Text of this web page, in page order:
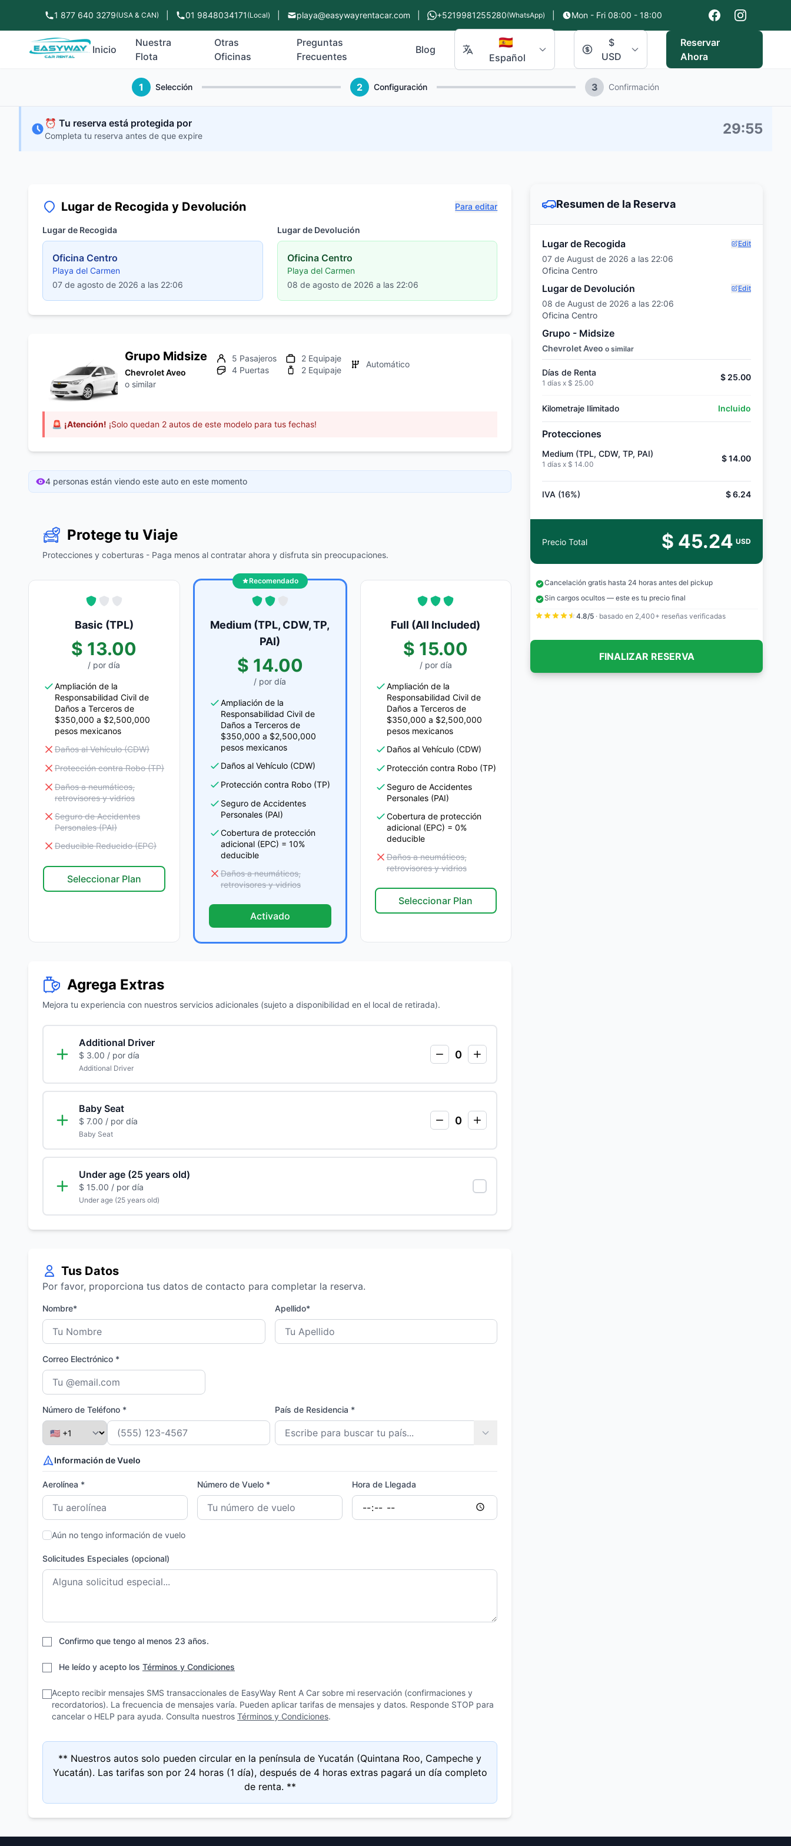
1 877 640 3279(USA & CAN) 01 9848034171 (Local) playa@easywayrentacar.com +5219981255280(WhatsApp) Mon - Fri 08:00 - 18:00
Inicio
Nuestra
Flota
Otras
Oficinas
Preguntas
Frecuentes
Blog 🇪🇸
Español
$
USD
Reservar
Ahora
1 Selección 2 Configuración 3 Confirmación
⏰ Tu reserva está protegida por
Completa tu reserva antes de que expire 29:54
Lugar de Recogida y Devolución Para editar
Lugar de Recogida
Oficina Centro
Playa del Carmen
07 de agosto de 2026 a las 22:06
Lugar de Devolución
Oficina Centro
Playa del Carmen
08 de agosto de 2026 a las 22:06
Grupo Midsize
Chevrolet Aveo
o similar
5 Pasajeros
4 Puertas
2 Equipaje
2 Equipaje
Automático
🚨 ¡Atención! ¡Solo quedan 2 autos de este modelo para tus fechas!
4 personas están viendo este auto en este momento
Protege tu Viaje
Protecciones y coberturas - Paga menos al contratar ahora y disfruta sin preocupaciones.
Basic (TPL)
$ 13.00
/ por día
Ampliación de la
Responsabilidad Civil de
Daños a Terceros de
$350,000 a $2,500,000
pesos mexicanos
Daños al Vehículo (CDW)
Protección contra Robo (TP)
Daños a neumáticos,
retrovisores y vidrios
Seguro de Accidentes
Personales (PAI)
Deducible Reducido (EPC)
Seleccionar Plan
Recomendado
Medium (TPL, CDW, TP,
PAI)
$ 14.00
/ por día
Ampliación de la
Responsabilidad Civil de
Daños a Terceros de
$350,000 a $2,500,000
pesos mexicanos
Daños al Vehículo (CDW)
Protección contra Robo (TP)
Seguro de Accidentes
Personales (PAI)
Cobertura de protección
adicional (EPC) = 10%
deducible
Daños a neumáticos,
retrovisores y vidrios
Activado
Full (All Included)
$ 15.00
/ por día
Ampliación de la
Responsabilidad Civil de
Daños a Terceros de
$350,000 a $2,500,000
pesos mexicanos
Daños al Vehículo (CDW)
Protección contra Robo (TP)
Seguro de Accidentes
Personales (PAI)
Cobertura de protección
adicional (EPC) = 0%
deducible
Daños a neumáticos,
retrovisores y vidrios
Seleccionar Plan
Agrega Extras
Mejora tu experiencia con nuestros servicios adicionales (sujeto a disponibilidad en el local de retirada).
Additional Driver
$ 3.00 / por día
Additional Driver
0
Baby Seat
$ 7.00 / por día
Baby Seat
0
Under age (25 years old)
$ 15.00 / por día
Under age (25 years old)
Tus Datos
Por favor, proporciona tus datos de contacto para completar la reserva.
Nombre* Apellido*
Correo Electrónico *
Número de Teléfono * País de Residencia *
Información de Vuelo
Aerolínea * Número de Vuelo * Hora de Llegada
Aún no tengo información de vuelo
Solicitudes Especiales (opcional)
Confirmo que tengo al menos 23 años.
He leído y acepto los Términos y Condiciones
Acepto recibir mensajes SMS transaccionales de EasyWay Rent A Car sobre mi reservación (confirmaciones y
recordatorios). La frecuencia de mensajes varía. Pueden aplicar tarifas de mensajes y datos. Responde STOP para
cancelar o HELP para ayuda. Consulta nuestros Términos y Condiciones.
** Nuestros autos solo pueden circular en la península de Yucatán (Quintana Roo, Campeche y
Yucatán). Las tarifas son por 24 horas (1 día), después de 4 horas extras pagará un día completo
de renta. **
Resumen de la Reserva
Lugar de Recogida Edit
07 de August de 2026 a las 22:06
Oficina Centro
Lugar de Devolución Edit
08 de August de 2026 a las 22:06
Oficina Centro
Grupo - Midsize
Chevrolet Aveoo similar
Días de Renta
1 días x $ 25.00
$ 25.00
Kilometraje Ilimitado Incluido
Protecciones
Medium (TPL, CDW, TP, PAI)
1 días x $ 14.00
$ 14.00
IVA (16%) $ 6.24
Precio Total $ 45.24 USD
Cancelación gratis hasta 24 horas antes del pickup
Sin cargos ocultos — este es tu precio final
4.8/5 · basado en 2,400+ reseñas verificadas
FINALIZAR RESERVA